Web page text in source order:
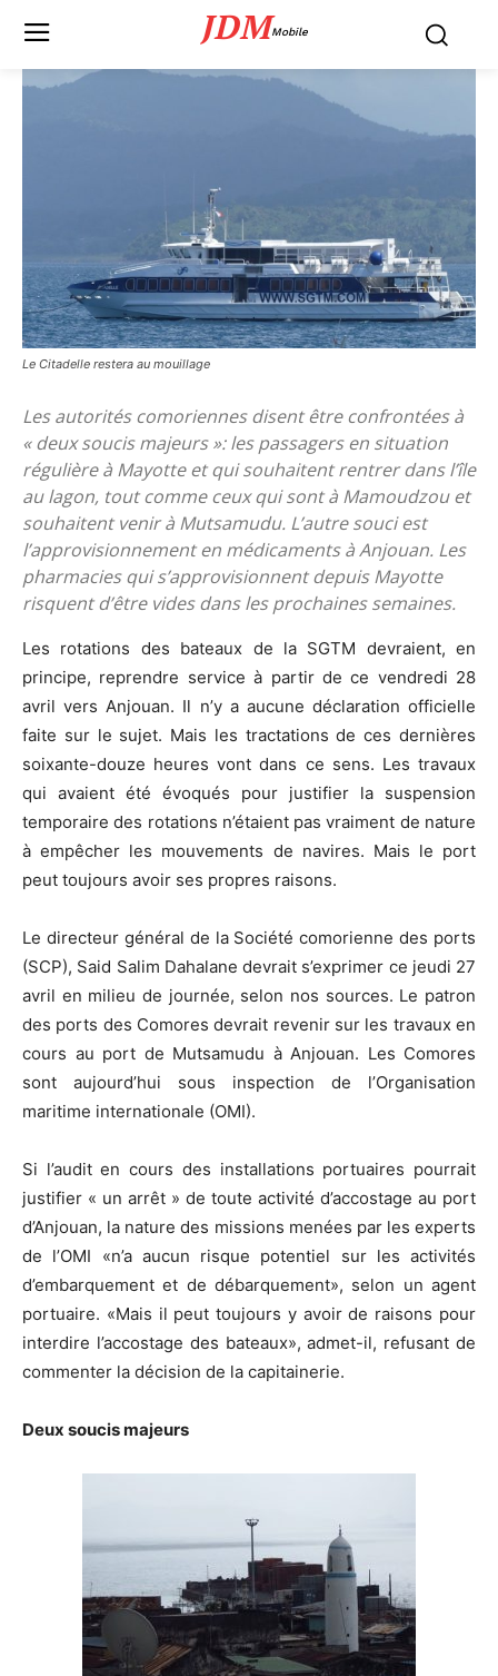
JDMMobile
Le Citadelle restera au mouillage
Les autorités comoriennes disent être confrontées à
« deux soucis majeurs »: les passagers en situation
régulière à Mayotte et qui souhaitent rentrer dans l’île
au lagon, tout comme ceux qui sont à Mamoudzou et
souhaitent venir à Mutsamudu. L’autre souci est
l’approvisionnement en médicaments à Anjouan. Les
pharmacies qui s’approvisionnent depuis Mayotte
risquent d’être vides dans les prochaines semaines.
Les rotations des bateaux de la SGTM devraient, en
principe, reprendre service à partir de ce vendredi 28
avril vers Anjouan. Il n’y a aucune déclaration officielle
faite sur le sujet. Mais les tractations de ces dernières
soixante-douze heures vont dans ce sens. Les travaux
qui avaient été évoqués pour justifier la suspension
temporaire des rotations n’étaient pas vraiment de nature
à empêcher les mouvements de navires. Mais le port
peut toujours avoir ses propres raisons.
Le directeur général de la Société comorienne des ports
(SCP), Said Salim Dahalane devrait s’exprimer ce jeudi 27
avril en milieu de journée, selon nos sources. Le patron
des ports des Comores devrait revenir sur les travaux en
cours au port de Mutsamudu à Anjouan. Les Comores
sont aujourd’hui sous inspection de l’Organisation
maritime internationale (OMI).
Si l’audit en cours des installations portuaires pourrait
justifier « un arrêt » de toute activité d’accostage au port
d’Anjouan, la nature des missions menées par les experts
de l’OMI «n’a aucun risque potentiel sur les activités
d’embarquement et de débarquement», selon un agent
portuaire. «Mais il peut toujours y avoir de raisons pour
interdire l’accostage des bateaux», admet-il, refusant de
commenter la décision de la capitainerie.
Deux soucis majeurs